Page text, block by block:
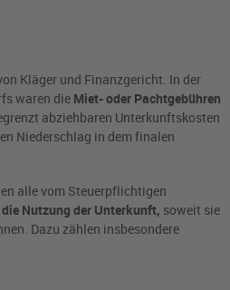
Kläger und Finanzgericht. In der
waren die Miet- oder Pachtgebühren
abziehbaren Unterkunftskosten
Niederschlag in dem finalen
alle vom Steuerpflichtigen
Nutzung der Unterkunft, soweit sie
Dazu zählen insbesondere